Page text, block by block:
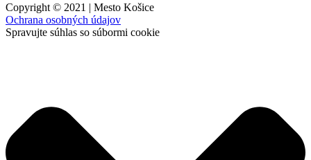
Copyright © 2021 | Mesto Košice
Ochrana osobných údajov
Spravujte súhlas so súbormi cookie